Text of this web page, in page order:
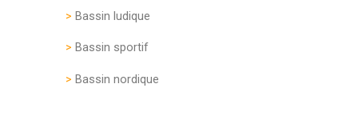
> Bassin ludique
> Bassin sportif
> Bassin nordique